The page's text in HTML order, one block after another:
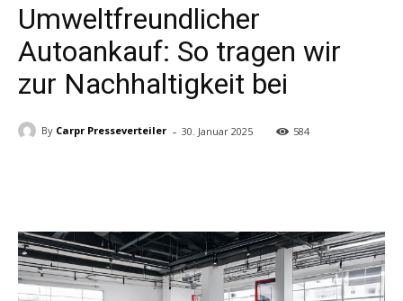
Umweltfreundlicher
Autoankauf: So tragen wir
zur Nachhaltigkeit bei
By Carpr Presseverteiler - 30. Januar 2025 584